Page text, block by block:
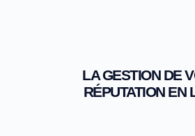
LA GESTION DE
RÉPUTATION EN